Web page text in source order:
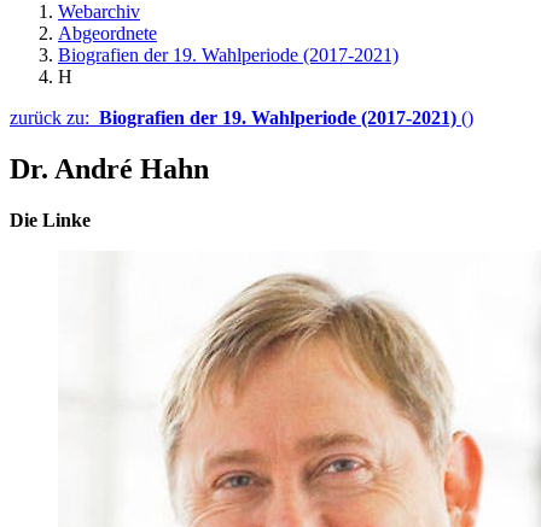
Webarchiv
Abgeordnete
Biografien der 19. Wahlperiode (2017-2021)
H
zurück zu: Biografien der 19. Wahlperiode (2017-2021) ()
Dr. André Hahn
Die Linke